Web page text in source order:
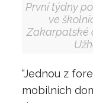
První týdny
ve
Zakarpatské
“Jednou z
mobilních